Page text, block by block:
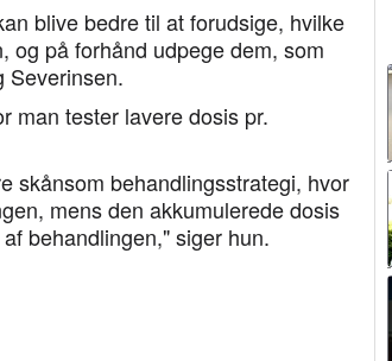
blive bedre til at forudsige, hvilke
og på forhånd udpege dem, som
Severinsen.
man tester lavere dosis pr.
skånsom behandlingsstrategi, hvor
mens den akkumulerede dosis
behandlingen," siger hun.